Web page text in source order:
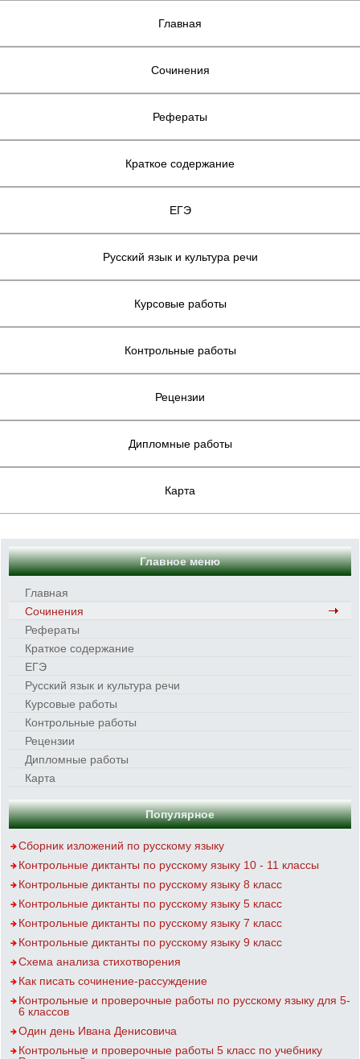
Главная
Сочинения
Рефераты
Краткое содержание
ЕГЭ
Русский язык и культура речи
Курсовые работы
Контрольные работы
Рецензии
Дипломные работы
Карта
Главное меню
Главная
Сочинения
Рефераты
Краткое содержание
ЕГЭ
Русский язык и культура речи
Курсовые работы
Контрольные работы
Рецензии
Дипломные работы
Карта
Популярное
Сборник изложений по русскому языку
Контрольные диктанты по русскому языку 10 - 11 классы
Контрольные диктанты по русскому языку 8 класс
Контрольные диктанты по русскому языку 5 класс
Контрольные диктанты по русскому языку 7 класс
Контрольные диктанты по русскому языку 9 класс
Схема анализа стихотворения
Как писать сочинение-рассуждение
Контрольные и проверочные работы по русскому языку для 5-
6 классов
Один день Ивана Денисовича
Контрольные и проверочные работы 5 класс по учебнику